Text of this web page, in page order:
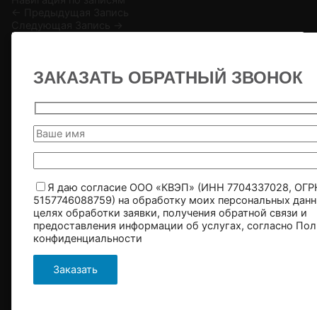
ЗАКАЗАТЬ ОБРАТНЫЙ ЗВОНОК
Я даю согласие ООО «КВЭП» (ИНН 7704337028,
5157746088759) на обработку моих персональных
целях обработки заявки, получения обратной связи и
предоставления информации об услугах, согласно
конфиденциальности